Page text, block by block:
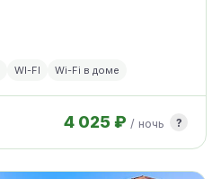
WI-FI Wi-Fi в доме
4 025 ₽ / ночь ?